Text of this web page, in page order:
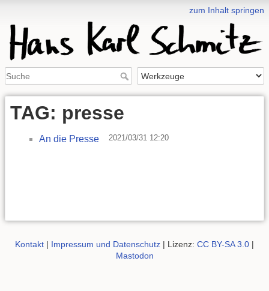
zum Inhalt springen
TAG: presse
An die Presse 2021/03/31 12:20
Kontakt | Impressum und Datenschutz | Lizenz: CC BY-SA 3.0 |
Mastodon